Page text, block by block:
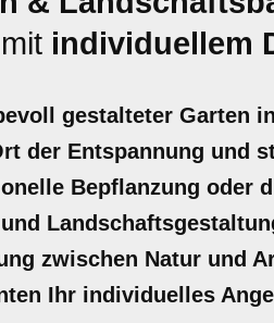
individuellem
gestalteter Garten
der Entspannung und
Bepflanzung oder
zwischen Natur und
Ihr individuelles